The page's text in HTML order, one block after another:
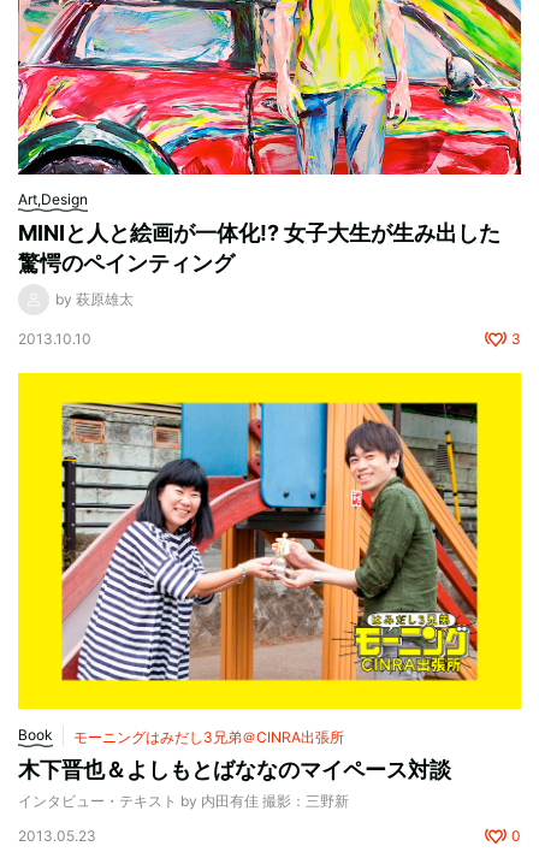
Art,Design
MINIと人と絵画が一体化!? 女子大生が生み出した
驚愕のペインティング
by 萩原雄太
2013.10.10 3
Book モーニングはみだし3兄弟＠CINRA出張所
木下晋也＆よしもとばななのマイペース対談
インタビュー・テキスト by 内田有佳 撮影：三野新
2013.05.23
0